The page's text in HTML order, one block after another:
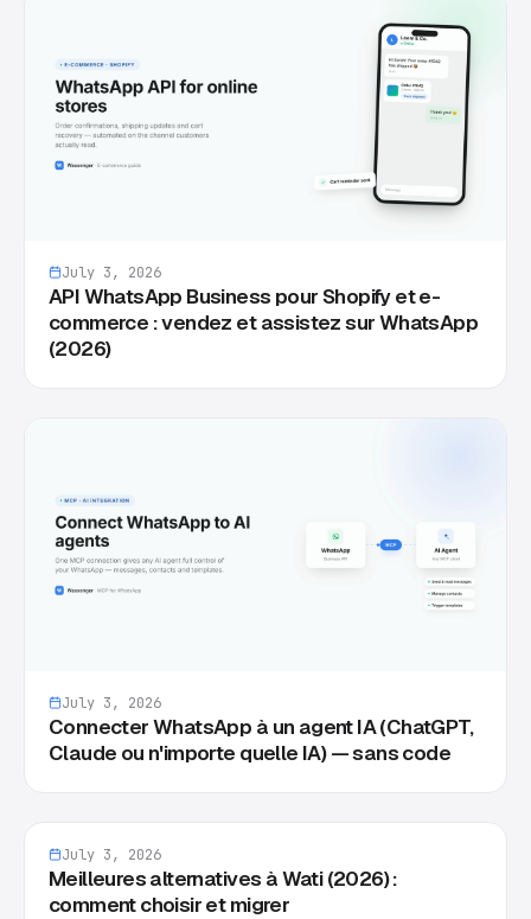
July 3, 2026
API WhatsApp Business pour Shopify et e-
commerce : vendez et assistez sur WhatsApp
(2026)
July 3, 2026
Connecter WhatsApp à un agent IA (ChatGPT,
Claude ou n'importe quelle IA) — sans code
July 3, 2026
Meilleures alternatives à Wati (2026) :
comment choisir et migrer